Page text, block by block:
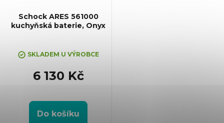
Schock ARES 561000
kuchyňská baterie, Onyx
SKLADEM U VÝROBCE
6 130 Kč
Do košíku